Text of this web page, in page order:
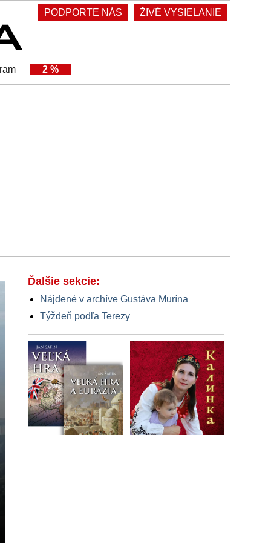
PODPORTE NÁS ŽIVÉ VYSIELANIE
2 %
Ďalšie sekcie:
Nájdené v archíve Gustáva Murína
Týždeň podľa Terezy